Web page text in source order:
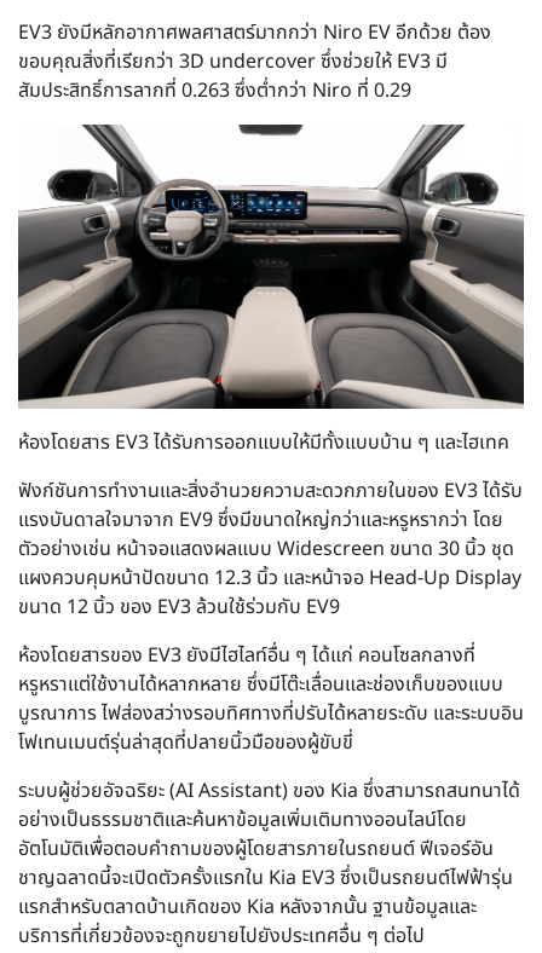
EV3 ยังมีหลักอากาศพลศาสตร์มากกว่า Niro EV อีกด้วย ต้อง
ขอบคุณสิ่งที่เรียกว่า 3D undercover ซึ่งช่วยให้ EV3 มี
สัมประสิทธิ์การลากที่ 0.263 ซึ่งต่ำกว่า Niro ที่ 0.29
ห้องโดยสาร EV3 ได้รับการออกแบบให้มีทั้งแบบบ้าน ๆ และไฮเทค
ฟังก์ชันการทำงานและสิ่งอำนวยความสะดวกภายในของ EV3 ได้รับ
แรงบันดาลใจมาจาก EV9 ซึ่งมีขนาดใหญ่กว่าและหรูหรากว่า โดย
ตัวอย่างเช่น หน้าจอแสดงผลแบบ Widescreen ขนาด 30 นิ้ว ชุด
แผงควบคุมหน้าปัดขนาด 12.3 นิ้ว และหน้าจอ Head-Up Display
ขนาด 12 นิ้ว ของ EV3 ล้วนใช้ร่วมกับ EV9
ห้องโดยสารของ EV3 ยังมีไฮไลท์อื่น ๆ ได้แก่ คอนโซลกลางที่
หรูหราแต่ใช้งานได้หลากหลาย ซึ่งมีโต๊ะเลื่อนและช่องเก็บของแบบ
บูรณาการ ไฟส่องสว่างรอบทิศทางที่ปรับได้หลายระดับ และระบบอิน
โฟเทนเมนต์รุ่นล่าสุดที่ปลายนิ้วมือของผู้ขับขี่
ระบบผู้ช่วยอัจฉริยะ (AI Assistant) ของ Kia ซึ่งสามารถสนทนาได้
อย่างเป็นธรรมชาติและค้นหาข้อมูลเพิ่มเติมทางออนไลน์โดย
อัตโนมัติเพื่อตอบคำถามของผู้โดยสารภายในรถยนต์ ฟีเจอร์อัน
ชาญฉลาดนี้จะเปิดตัวครั้งแรกใน Kia EV3 ซึ่งเป็นรถยนต์ไฟฟ้ารุ่น
แรกสำหรับตลาดบ้านเกิดของ Kia หลังจากนั้น ฐานข้อมูลและ
บริการที่เกี่ยวข้องจะถูกขยายไปยังประเทศอื่น ๆ ต่อไป